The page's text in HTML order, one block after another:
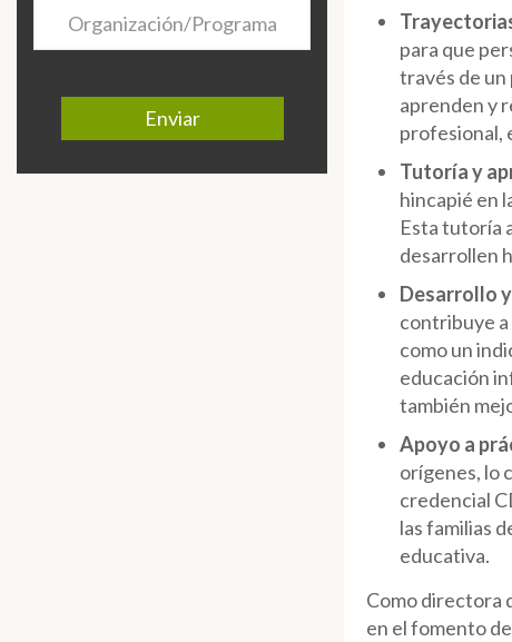
para que
través de un
aprenden y
profesional,
Tutoría y
hincapié en
Esta tutoría
desarrollen
Desarrollo
contribuye
como un
educación
también
Apoyo a
orígenes, lo
credencial
las familias
educativa.
Como directora
en el fomento
Organización/Programa